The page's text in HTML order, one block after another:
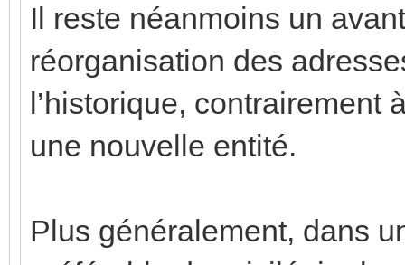
Il reste néanmoins un
réorganisation des
l’historique, contrairement
une nouvelle entité.
Plus généralement, dans